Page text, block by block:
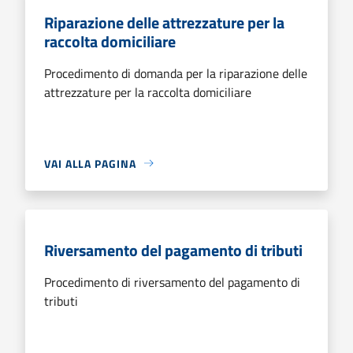
Riparazione delle attrezzature per la
raccolta domiciliare
Procedimento di domanda per la riparazione delle
attrezzature per la raccolta domiciliare
VAI ALLA PAGINA
Riversamento del pagamento di tributi
Procedimento di riversamento del pagamento di
tributi